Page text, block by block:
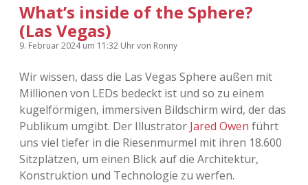
KFMW-Disco
kfmw.stuff
Kopfkinomusik
Nur mal so
Täglicher Sinnwahn
Visuelles
Contact
Adventskalender
Adventskalender 2010
Adventskalender 2011
Adventskalender 2012
Adventskalender 2013
facebookinstagram
rss soundcloud
vimeoBluesky
What’s inside of the Sphere?
(Las Vegas)
9. Februar 2024um 11:32 Uhrvon Ronny
Wir wissen, dass die Las Vegas Sphere außen mit
Millionen von LEDs bedeckt ist und so zu einem
kugelförmigen, immersiven Bildschirm wird, der das
Publikum umgibt. Der Illustrator Jared Owen führt
uns viel tiefer in die Riesenmurmel mit ihren 18.600
Sitzplätzen, um einen Blick auf die Architektur,
Konstruktion und Technologie zu werfen.